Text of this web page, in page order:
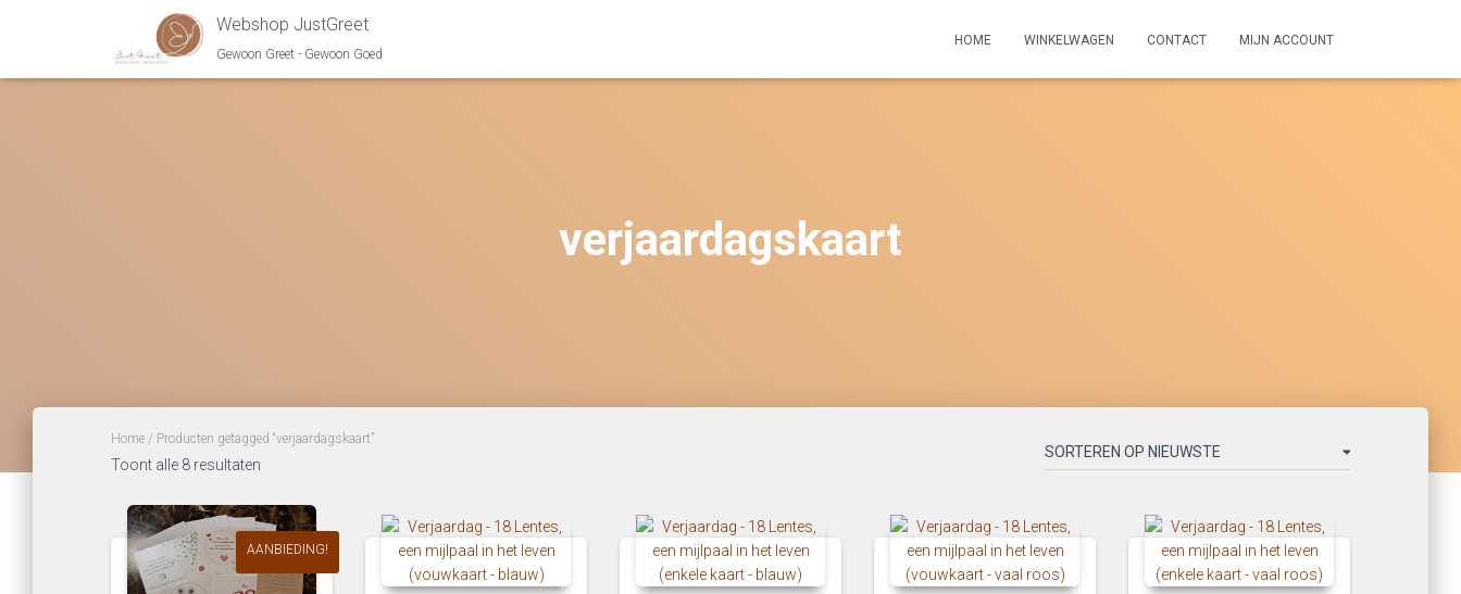
Webshop JustGreet
Gewoon Greet - Gewoon Goed
HOME WINKELWAGEN CONTACT MIJN ACCOUNT
verjaardagskaart
Home / Producten getagged “verjaardagskaart”
Toont alle 8 resultaten
nieuwste
AANBIEDING!